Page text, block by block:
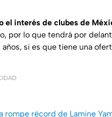
el interés de clubes de
por lo que tendrá por
si es que tiene una
rompe récord de Lamine